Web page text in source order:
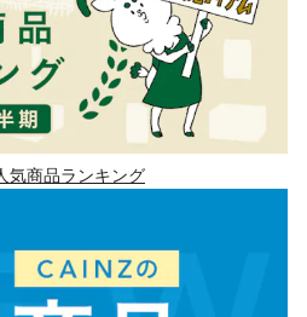
気商品ランキング